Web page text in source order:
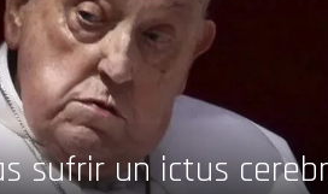
sufrir un ictus